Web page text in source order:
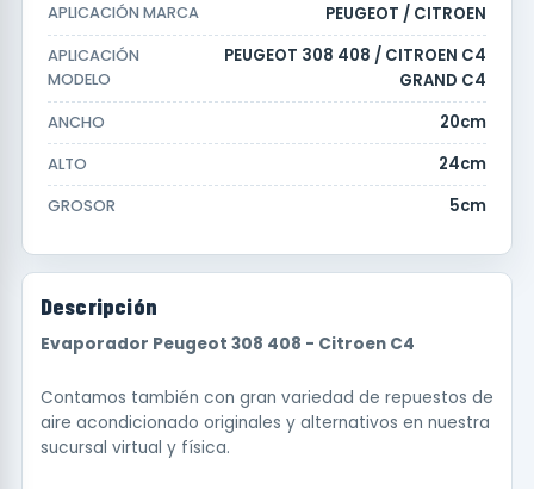
APLICACIÓN MARCA PEUGEOT / CITROEN
APLICACIÓN
MODELO
PEUGEOT 308 408 / CITROEN C4
GRAND C4
ANCHO 20cm
ALTO 24cm
GROSOR 5cm
Descripción
Evaporador Peugeot 308 408 - Citroen C4
Contamos también con gran variedad de repuestos de
aire acondicionado originales y alternativos en nuestra
sucursal virtual y física.